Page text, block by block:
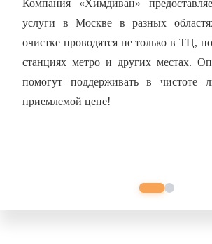
Компания «Химдиван»
услуги в Москве в разных
очистке проводятся не только в ТЦ,
станциях метро и других местах.
помогут поддерживать в чистоте
приемлемой цене!